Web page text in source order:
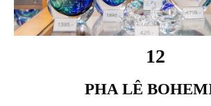
12
PHA LÊ